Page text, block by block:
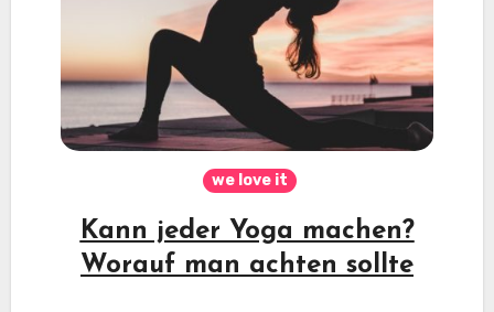
we love it
Kann jeder Yoga machen?
Worauf man achten sollte